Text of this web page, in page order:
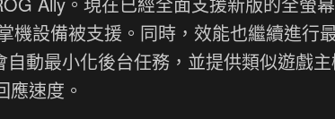
機設備被支援。同時，效能也繼續進行
動最小化後台任務，並提供類似遊戲
速度。